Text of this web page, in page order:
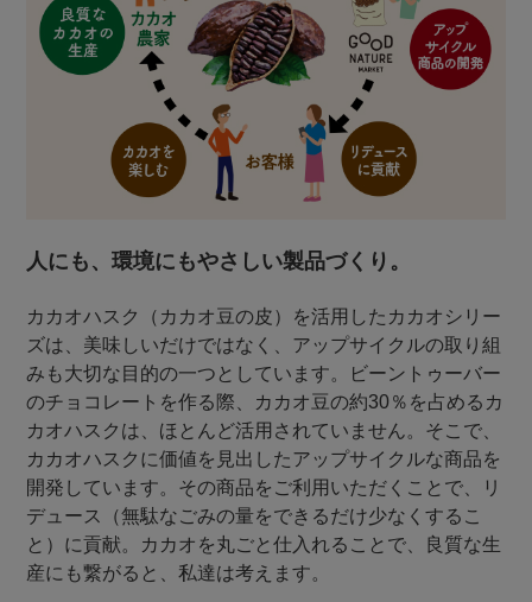
人にも、環境にもやさしい製品づくり。
カカオハスク（カカオ豆の皮）を活用したカカオシリー
ズは、美味しいだけではなく、アップサイクルの取り組
みも大切な目的の一つとしています。ビーントゥーバー
のチョコレートを作る際、カカオ豆の約30％を占めるカ
カオハスクは、ほとんど活用されていません。そこで、
カカオハスクに価値を見出したアップサイクルな商品を
開発しています。その商品をご利用いただくことで、リ
デュース（無駄なごみの量をできるだけ少なくするこ
と）に貢献。カカオを丸ごと仕入れることで、良質な生
産にも繋がると、私達は考えます。